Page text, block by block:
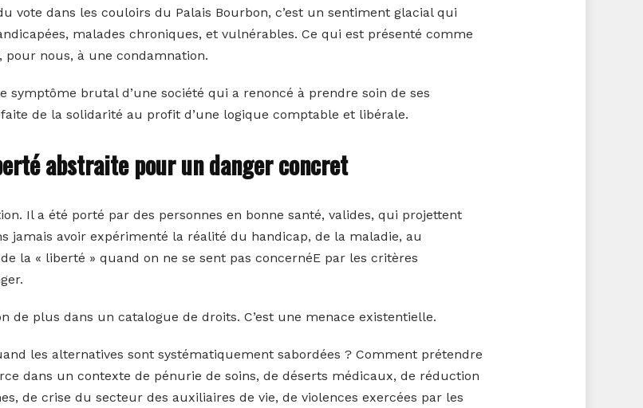
vote dans les couloirs du Palais Bourbon, c’est un sentiment glacial qui
malades chroniques, et vulnérables. Ce qui est présenté comme
nous, à une condamnation.
symptôme brutal d’une société qui a renoncé à prendre soin de ses
de la solidarité au profit d’une logique comptable et libérale.
abstraite pour un danger concret
Il a été porté par des personnes en bonne santé, valides, qui projettent
jamais avoir expérimenté la réalité du handicap, de la maladie, au
la « liberté » quand on ne se sent pas concernéE par les critères
de plus dans un catalogue de droits. C’est une menace existentielle.
les alternatives sont systématiquement sabordées ? Comment prétendre
dans un contexte de pénurie de soins, de déserts médicaux, de réduction
de crise du secteur des auxiliaires de vie, de violences exercées par les